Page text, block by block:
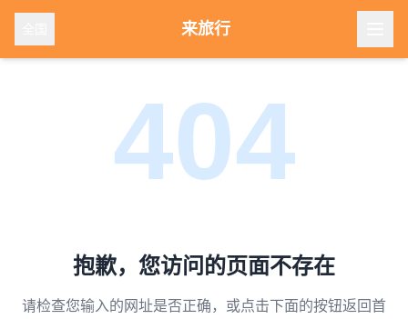
来旅行
404
抱歉，您访问的页面不存在
请检查您输入的网址是否正确，或点击下面的按钮返回首